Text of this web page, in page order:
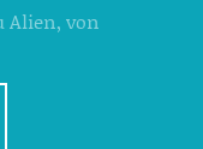
Alien, von